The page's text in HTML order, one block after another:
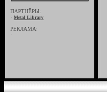
ПАРТНЁРЫ:
· Metal Library
РЕКЛАМА:
·